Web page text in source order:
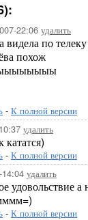
22:06 удалить
видела по
похож
- К полной версии
удалить
- К полной версии
удалить
удовольствие
- К полной версии